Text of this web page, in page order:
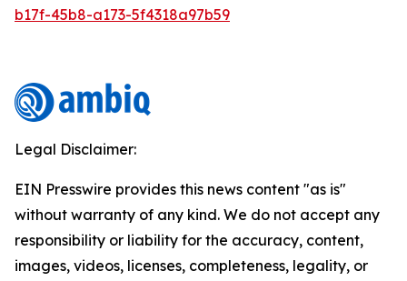
b17f-45b8-a173-5f4318a97b59
Legal Disclaimer:
EIN Presswire provides this news content "as is"
without warranty of any kind. We do not accept any
responsibility or liability for the accuracy, content,
images, videos, licenses, completeness, legality, or